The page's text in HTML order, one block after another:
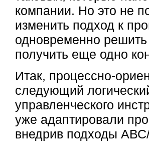
компании. Но это не
изменить подход к
одновременно
получить еще одно
Итак, процессно-
следующий
управленческого
уже адаптировали
внедрив подходы